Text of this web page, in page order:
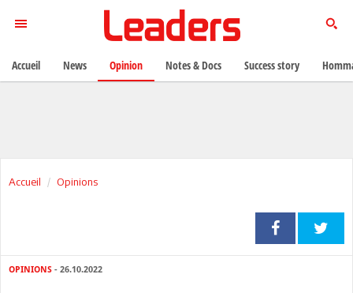
Accueil Opinions
OPINIONS - 26.10.2022
Accueil News Opinion Notes & Docs Success story